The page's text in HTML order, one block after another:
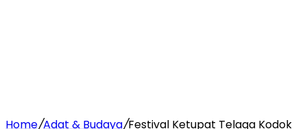
Home/Adat & Budaya/Festival Ketupat Telaga Kodok